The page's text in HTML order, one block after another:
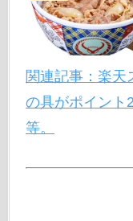
関連記事：楽天
の具がポイント
等。